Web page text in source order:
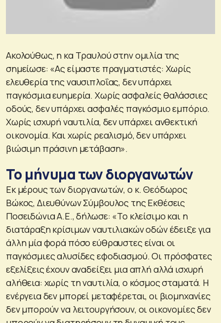
Ακολούθως, η κα Τραυλού στην ομιλία της
σημείωσε: «Ας είμαστε πραγματιστές: Χωρίς
ελευθερία της ναυσιπλοΐας, δεν υπάρχει
παγκόσμια ευημερία. Χωρίς ασφαλείς θαλάσσιες
οδούς, δεν υπάρχει ασφαλές παγκόσμιο εμπόριο.
Χωρίς ισχυρή ναυτιλία, δεν υπάρχει ανθεκτική
οικονομία. Και χωρίς ρεαλισμό, δεν υπάρχει
βιώσιμη πράσινη μετάβαση».
Το μήνυμα των διοργανωτών
Εκ μέρους των διοργανωτών, ο κ. Θεόδωρος
Βώκος, Διευθύνων Σύμβουλος της Εκθέσεις
Ποσειδώνια Α.Ε., δήλωσε: «Το κλείσιμο και η
διατάραξη κρίσιμων ναυτιλιακών οδών έδειξε για
άλλη μία φορά πόσο εύθραυστες είναι οι
παγκόσμιες αλυσίδες εφοδιασμού. Οι πρόσφατες
εξελίξεις έχουν αναδείξει μια απλή αλλά ισχυρή
αλήθεια: χωρίς τη ναυτιλία, ο κόσμος σταματά. Η
ενέργεια δεν μπορεί μεταφέρεται, οι βιομηχανίες
δεν μπορούν να λειτουργήσουν, οι οικονομίες δεν